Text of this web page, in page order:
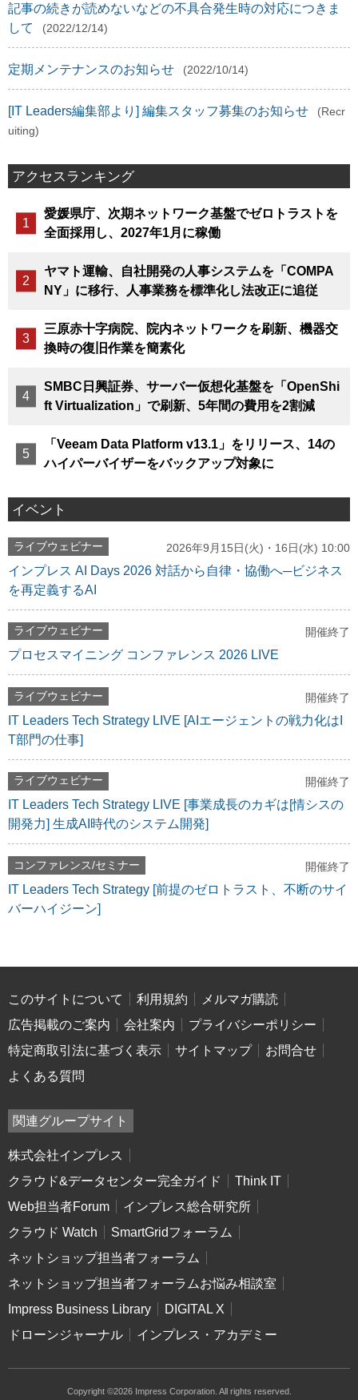
記事の続きが読めないなどの不具合発生時の対応につきま
して
(2022/12/14)
定期メンテナンスのお知らせ (2022/10/14)
[IT Leaders編集部より] 編集スタッフ募集のお知らせ
(Recr
uiting)
アクセスランキング
愛媛県庁、次期ネットワーク基盤でゼロトラストを
全面採用し、2027年1月に稼働
ヤマト運輸、自社開発の人事システムを「COMPA
NY」に移行、人事業務を標準化し法改正に追従
三原赤十字病院、院内ネットワークを刷新、機器交
換時の復旧作業を簡素化
SMBC日興証券、サーバー仮想化基盤を「OpenShi
ft Virtualization」で刷新、5年間の費用を2割減
「Veeam Data Platform v13.1」をリリース、14の
ハイパーバイザーをバックアップ対象に
イベント
ライブウェビナー 2026年9月15日(火)・16日(水) 10:00
インプレス AI Days 2026 対話から自律・協働へ─ビジネス
を再定義するAI
ライブウェビナー 開催終了
プロセスマイニング コンファレンス 2026 LIVE
ライブウェビナー 開催終了
IT Leaders Tech Strategy LIVE [AIエージェントの戦力化はI
T部門の仕事]
ライブウェビナー 開催終了
IT Leaders Tech Strategy LIVE [事業成長のカギは[情シスの
開発力] 生成AI時代のシステム開発]
コンファレンス/セミナー 開催終了
IT Leaders Tech Strategy [前提のゼロトラスト、不断のサイ
バーハイジーン]
このサイトについて 利用規約
メルマガ購読
広告掲載のご案内
会社案内
プライバシーポリシー
特定商取引法に基づく表示
サイトマップ
お問合せ
よくある質問
関連グループサイト
株式会社インプレス
クラウド&データセンター完全ガイド
Think IT
Web担当者Forum
インプレス総合研究所
クラウド Watch
SmartGridフォーラム
ネットショップ担当者フォーラム
ネットショップ担当者フォーラムお悩み相談室
Impress Business Library
DIGITAL X
ドローンジャーナル
インプレス・アカデミー
Copyright ©2026 Impress Corporation. All rights reserved.